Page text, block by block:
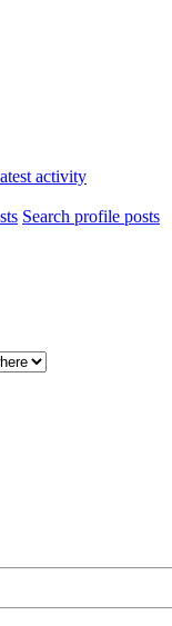
activity
Search profile posts